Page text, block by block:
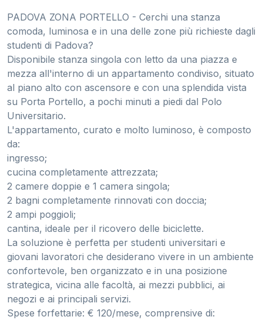
PADOVA ZONA PORTELLO - Cerchi una stanza
comoda, luminosa e in una delle zone più richieste dagli
studenti di Padova?
Disponibile stanza singola con letto da una piazza e
mezza all'interno di un appartamento condiviso, situato
al piano alto con ascensore e con una splendida vista
su Porta Portello, a pochi minuti a piedi dal Polo
Universitario.
L'appartamento, curato e molto luminoso, è composto
da:
ingresso;
cucina completamente attrezzata;
2 camere doppie e 1 camera singola;
2 bagni completamente rinnovati con doccia;
2 ampi poggioli;
cantina, ideale per il ricovero delle biciclette.
La soluzione è perfetta per studenti universitari e
giovani lavoratori che desiderano vivere in un ambiente
confortevole, ben organizzato e in una posizione
strategica, vicina alle facoltà, ai mezzi pubblici, ai
negozi e ai principali servizi.
Spese forfettarie: € 120/mese, comprensive di: